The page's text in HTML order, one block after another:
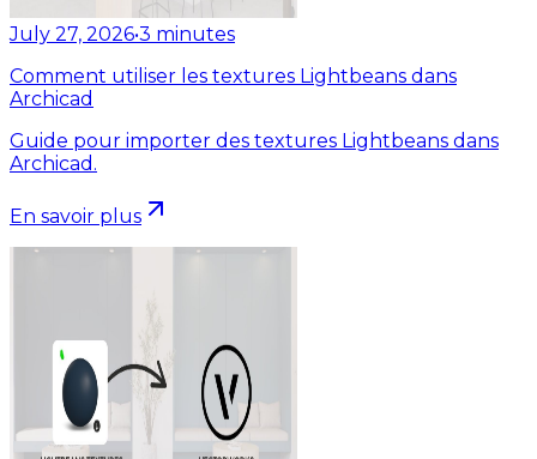
July 27, 2026•3 minutes
Comment utiliser les textures Lightbeans dans
Archicad
Guide pour importer des textures Lightbeans dans
Archicad.
En savoir plus